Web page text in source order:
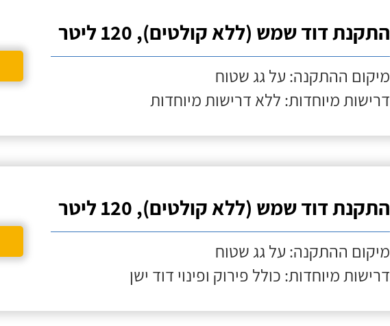
התקנת דוד שמש (ללא קולטים), 120 ליטר
מיקום ההתקנה: על גג שטוח
דרישות מיוחדות: ללא דרישות מיוחדות
התקנת דוד שמש (ללא קולטים), 120 ליטר
מיקום ההתקנה: על גג שטוח
דרישות מיוחדות: כולל פירוק ופינוי דוד ישן